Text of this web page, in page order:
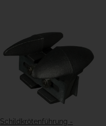
Schildkrötenführung -